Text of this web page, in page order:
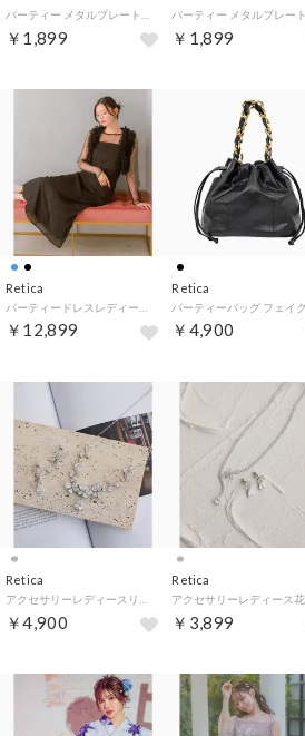
￥1,899 ￥1,899
Retica
￥12,899
Retica
￥4,900
Retica
￥4,900
Retica
￥3,899